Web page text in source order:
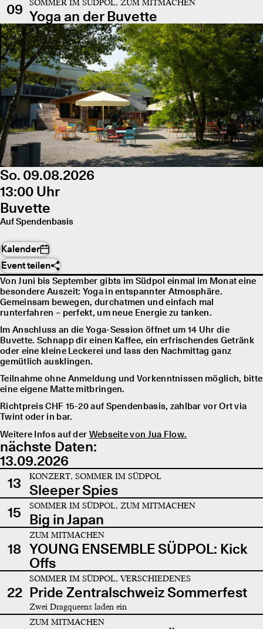
09
SOMMER IM SÜDPOL, ZUM MITMACHEN
Yoga an der Buvette
So. 09.08.2026
13:00 Uhr
Buvette
Auf Spendenbasis
Kalender
Event teilen
Von Juni bis September gibts im Südpol einmal im Monat eine
besondere Auszeit: Yoga in entspannter Atmosphäre.
Gemeinsam bewegen, durchatmen und einfach mal
runterfahren – perfekt, um neue Energie zu tanken.
Im Anschluss an die Yoga-Session öffnet um 14 Uhr die
Buvette. Schnapp dir einen Kaffee, ein erfrischendes Getränk
oder eine kleine Leckerei und lass den Nachmittag ganz
gemütlich ausklingen.
Teilnahme ohne Anmeldung und Vorkenntnissen möglich, bitte
eine eigene Matte mitbringen.
Richtpreis CHF 15-20 auf Spendenbasis, zahlbar vor Ort via
Twint oder in bar.
Weitere Infos auf der Webseite von Jua Flow.
nächste Daten:
13.09.2026
13
KONZERT, SOMMER IM SÜDPOL
Sleeper Spies
15
SOMMER IM SÜDPOL, ZUM MITMACHEN
Big in Japan
18
ZUM MITMACHEN
YOUNG ENSEMBLE SÜDPOL: Kick
Offs
22
SOMMER IM SÜDPOL, VERSCHIEDENES
Pride Zentralschweiz Sommerfest
Zwei Dragqueens laden ein
ZUM MITMACHEN